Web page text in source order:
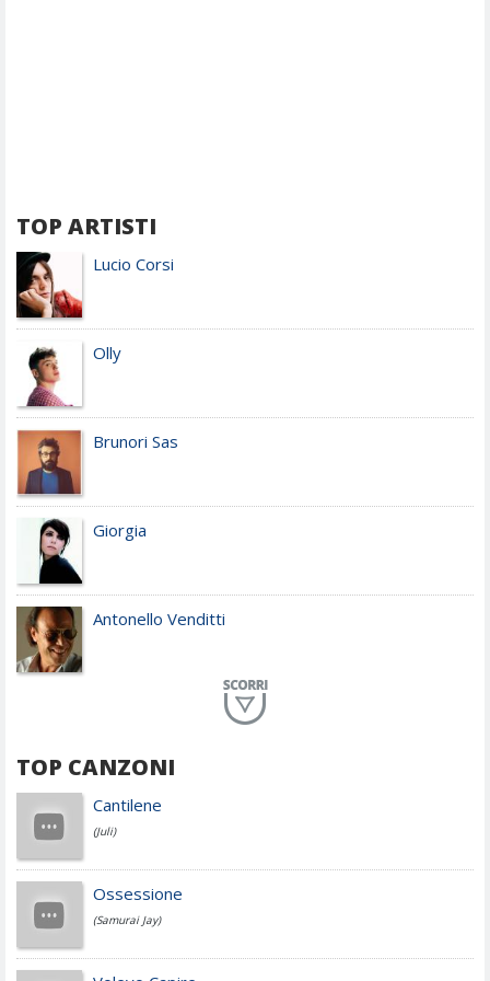
TOP ARTISTI
Lucio Corsi
Olly
Brunori Sas
Giorgia
Antonello Venditti
Achille Lauro
Cesare Cremonini
Jovanotti
TOP CANZONI
Cantilene
(Juli)
Ossessione
(Samurai Jay)